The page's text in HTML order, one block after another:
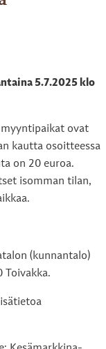
5.7.2025 klo
ovat
kautta osoitteessa
on 20 euroa.
isomman tilan,
(kunnantalo)
Toivakka.